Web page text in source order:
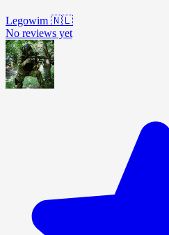
Legowim 🇳🇱
No reviews yet